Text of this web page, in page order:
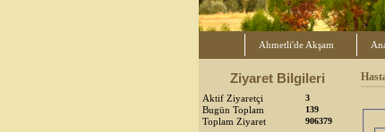
Ahmetli'de Akşam
Ziyaret Bilgileri
Aktif Ziyaretçi 3
Bugün Toplam 139
Toplam Ziyaret 906379